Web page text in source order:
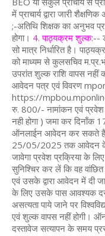
में प्राचार्य द्वारा जारी
;-अतिथि शिक्षक का अनुभव
होगा। 4. पाठ्यक्रम शुल्क:--
सो मात्र निर्धारित है।
को माध्यम से कुलसचिव
उपरांत शुल्क राशि वापस नहीं
आवेदन पत्र एवं विवरण
https://
रु. 800/- नामांकन एवं प्रवेश
नही होगा ) जमा कर
ऑनलाईन आवेदन कर सकते
25/05/2025 तक आवेदन
जावेगा प्रवेश प्रक्रिया के
सुनिश्चिर कर लें कि वह
एवं उसके द्वारा आवेदन में दी
के लिए उसके पास आवश्यक
असत्यता पाये जाने पर
एवं शुल्क वापस नहीं होगी।
दस्तावेज सत्यापन के समय